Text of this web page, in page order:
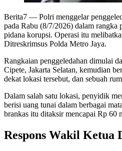
Berita7 — Polri menggelar
pada Rabu (8/7/2026) dalam
pidana korupsi. Operasi itu
Ditreskrimsus Polda Metro Jaya.
Rangkaian penggeledahan dimulai
Cipete, Jakarta Selatan, kemudian
dekat lokasi tersebut, dan sebuah
Dalam salah satu lokasi, penyidik
berisi uang tunai dalam berbagai
brankas itu ditaksir mencapai Rp 60
Respons Wakil Ketua